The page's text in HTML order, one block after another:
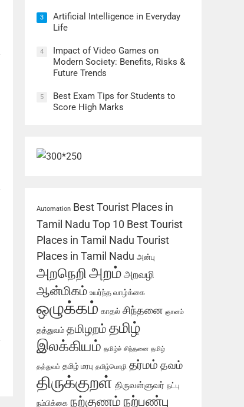
3
Artificial Intelligence in Everyday
Life
4
Impact of Video Games on
Modern Society: Benefits, Risks &
Future Trends
5
Best Exam Tips for Students to
Score High Marks
Automation Best Tourist Places in
Tamil Nadu Top 10 Best Tourist
Places in Tamil Nadu Tourist
Places in Tamil Nadu அன்பு
அறநெறிஅறம் அறவழி
ஆன்மிகம் உயர்ந்த வாழ்க்கை
ஒழுக்கம் காதல் சிந்தனை ஞானம்
தத்துவம் தமிழறம் தமிழ்
இலக்கியம் தமிழ்ச் சிந்தனை தமிழ்
தத்துவம் தமிழ் மரபு தமிழ்மொழி தர்மம் தவம்
திருக்குறள் திருவள்ளுவர் நட்பு
நம்பிக்கை நற்குணம் நற்பண்பு